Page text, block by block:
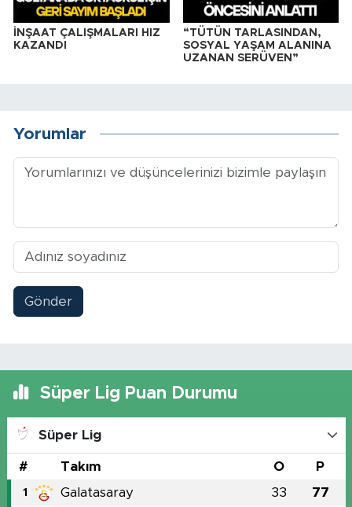
İNŞAAT ÇALIŞMALARI HIZ
KAZANDI
“TÜTÜN TARLASINDAN,
SOSYAL YAŞAM ALANINA
UZANAN SERÜVEN”
Yorumlar
Gönder
Süper Lig Puan Durumu
Süper Lig
# Takım O P
1 Galatasaray 33 77